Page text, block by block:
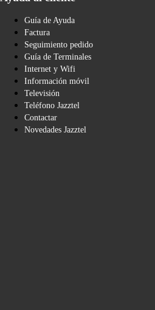
Guía de Ayuda
Factura
Seguimiento pedido
Guía de Terminales
Internet y Wifi
Información móvil
Televisión
Teléfono Jazztel
Contactar
Novedades Jazztel